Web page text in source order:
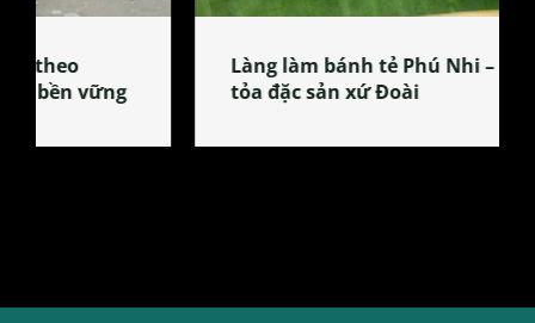
Làng làm bánh tẻ Phú Nhi – nơi lan
tỏa đặc sản xứ Đoài